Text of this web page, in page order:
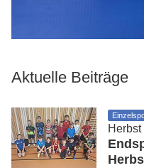
Aktuelle Beiträge